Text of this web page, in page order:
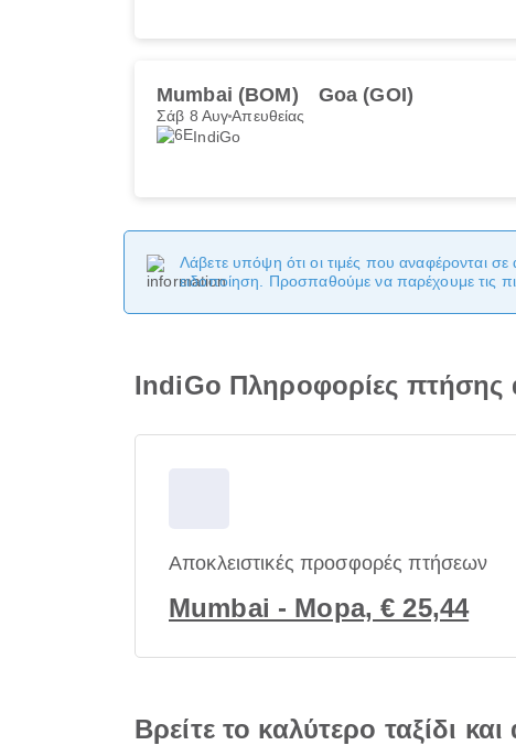
Mumbai (BOM) Goa (GOI)
Σάβ 8 ΑυγΑπευθείας
IndiGo
Λάβετε υπόψη ότι οι τιμές που αναφέρονται σε
ειδοποίηση. Προσπαθούμε να παρέχουμε τις
IndiGo Πληροφορίες πτήσης
Αποκλειστικές προσφορές πτήσεων
Mumbai - Mopa, € 25,44
Βρείτε το καλύτερο ταξίδι